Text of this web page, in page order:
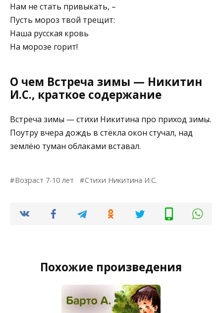
Нам не стать привыкать, –
Пусть мороз твой трещит:
Наша русская кровь
На морозе горит!
О чем Встреча зимы — Никитин
И.С., краткое содержание
Встреча зимы — стихи Никитина про приход зимы.
Поутру вчера дождь в стёкла окон стучал, над
землёю туман облаками вставал.
Возраст 7-10 лет Стихи Никитина И.С.
Похожие произведения